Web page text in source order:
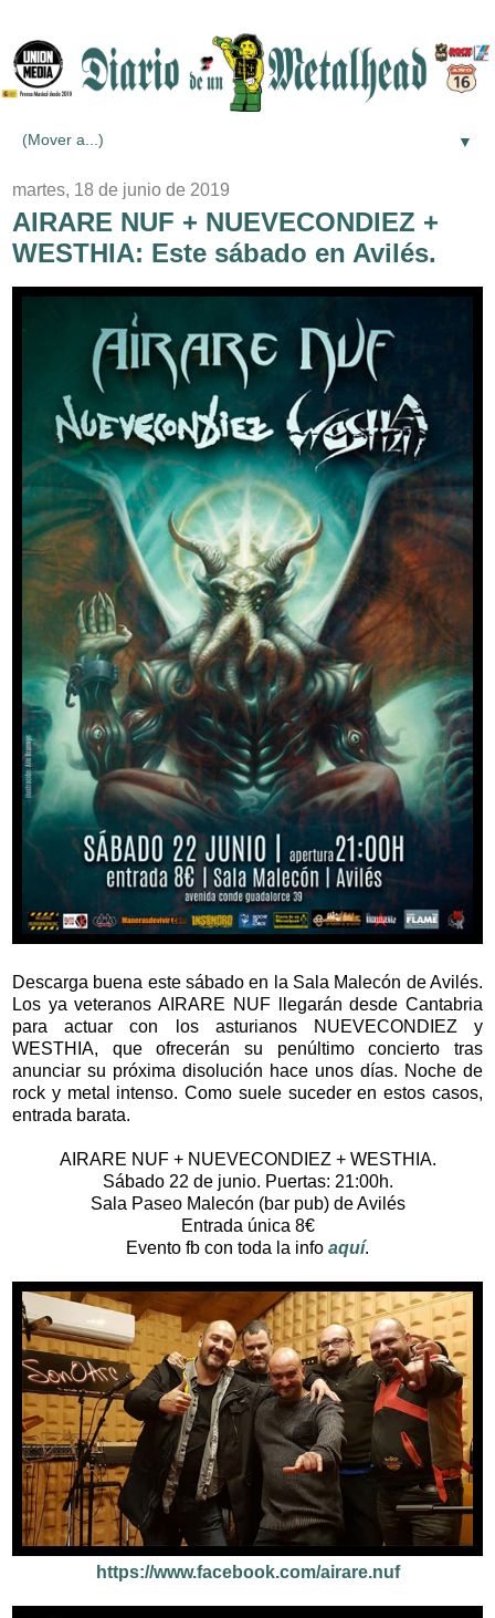
▼
martes, 18 de junio de 2019
AIRARE NUF + NUEVECONDIEZ +
WESTHIA: Este sábado en Avilés.
Descarga buena este sábado en la Sala Malecón de Avilés.
Los ya veteranos AIRARE NUF llegarán desde Cantabria
para actuar con los asturianos NUEVECONDIEZ y
WESTHIA, que ofrecerán su penúltimo concierto tras
anunciar su próxima disolución hace unos días. Noche de
rock y metal intenso. Como suele suceder en estos casos,
entrada barata.
AIRARE NUF + NUEVECONDIEZ + WESTHIA.
Sábado 22 de junio. Puertas: 21:00h.
Sala Paseo Malecón (bar pub) de Avilés
Entrada única 8€
Evento fb con toda la info aquí.
https://www.facebook.com/airare.nuf